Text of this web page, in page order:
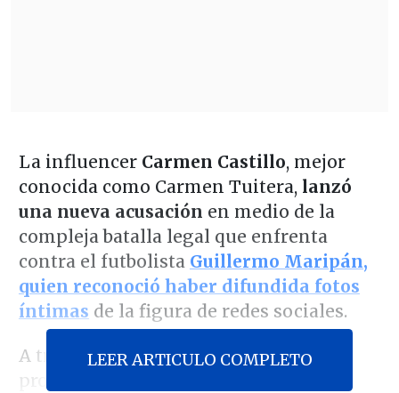
La influencerCarmen Castillo, mejor
conocida como Carmen Tuitera, lanzó
una nueva acusación en medio de la
compleja batalla legal que enfrenta
contra el futbolista Guillermo Maripán,
quien reconoció haber difundida fotos
íntimas de la figura de redes sociales.
A través de una transmisión en el
programa de YouTube "Opuestas", la
LEER ARTICULO COMPLETO